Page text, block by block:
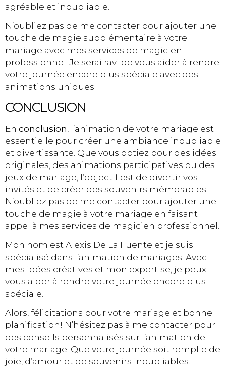
agréable et inoubliable.
N’oubliez pas de me contacter pour ajouter une
touche de magie supplémentaire à votre
mariage avec mes services de magicien
professionnel. Je serai ravi de vous aider à rendre
votre journée encore plus spéciale avec des
animations uniques.
CONCLUSION
En conclusion , l’animation de votre mariage est
essentielle pour créer une ambiance inoubliable
et divertissante. Que vous optiez pour des idées
originales, des animations participatives ou des
jeux de mariage, l’objectif est de divertir vos
invités et de créer des souvenirs mémorables.
N’oubliez pas de me contacter pour ajouter une
touche de magie à votre mariage en faisant
appel à mes services de magicien professionnel.
Mon nom est Alexis De La Fuente et je suis
spécialisé dans l’animation de mariages. Avec
mes idées créatives et mon expertise, je peux
vous aider à rendre votre journée encore plus
spéciale.
Alors, félicitations pour votre mariage et bonne
planification! N’hésitez pas à me contacter pour
des conseils personnalisés sur l’animation de
votre mariage. Que votre journée soit remplie de
joie, d’amour et de souvenirs inoubliables!